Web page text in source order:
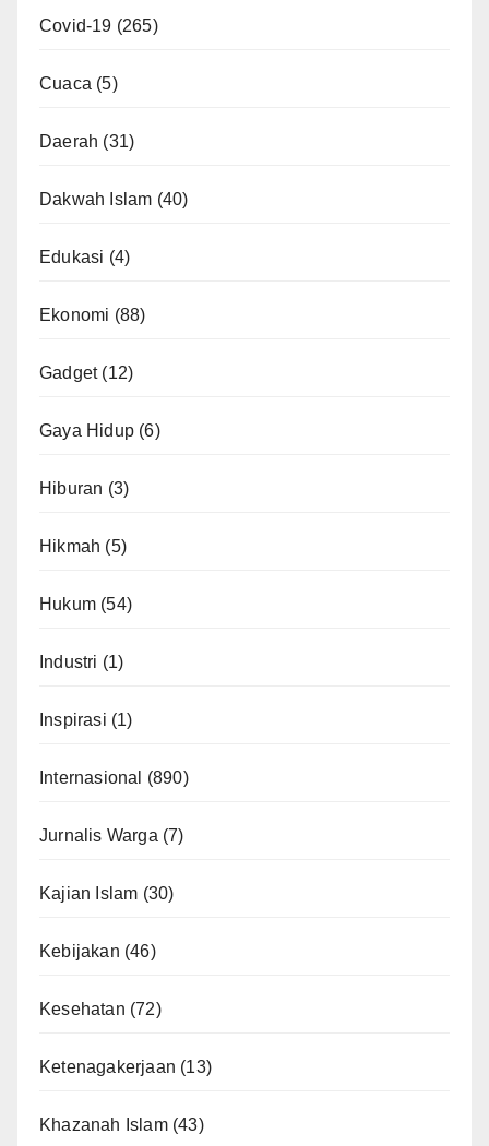
Covid-19 (265)
Cuaca (5)
Daerah (31)
Dakwah Islam (40)
Edukasi (4)
Ekonomi (88)
Gadget(12)
Gaya Hidup (6)
Hiburan (3)
Hikmah (5)
Hukum (54)
Industri (1)
Inspirasi (1)
Internasional (890)
Jurnalis Warga (7)
Kajian Islam (30)
Kebijakan (46)
Kesehatan (72)
Ketenagakerjaan (13)
Khazanah Islam(43)